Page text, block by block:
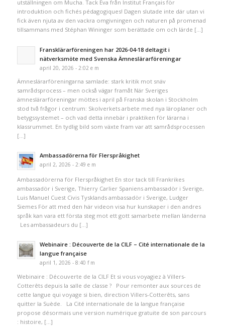
utställningen om Mucha. Tack Eva från Institut Français för
introduktion och fichés pédagogiques! Dagen slutade inte där utan vi
fick även njuta av den vackra omgivningen och naturen på promenad
tillsammans med Stéphan Wininger som berättade om och lärde […]
Fransklärarföreningen har 2026-04-18 deltagit i
nätverksmöte med Svenska Ämneslärarföreningar
april 20, 2026 - 2:02 e m
Ämneslärarföreningarna samlade: stark kritik mot snäv
samrådsprocess – men också vägar framåt När Sveriges
ämneslärarföreningar möttes i april på Franska skolan i Stockholm
stod två frågor i centrum: Skolverkets arbete med nya läroplaner och
betygssystemet – och vad detta innebär i praktiken för lärarna i
klassrummet. En tydlig bild som växte fram var att samrådsprocessen
[…]
Ambassadörerna för Flerspråkighet
april 2, 2026 - 2:49 e m
Ambassadörerna för Flerspråkighet En stor tack till Frankrikes
ambassadör i Sverige, Thierry Carlier Spaniens ambassadör i Sverige,
Luis Manuel Cuest Civis Tysklands ambassadör i Sverige, Ludger
Siemes För att med den här videon visa hur kunskaper i den andres
språk kan vara ett första steg mot ett gott samarbete mellan länderna
Les ambassadeurs du […]
Webinaire : Découverte de la CILF – Cité internationale de la
langue française
april 1, 2026 - 8:40 f m
Webinaire : Découverte de la CILF Et si vous voyagiez à Villers-
Cotterêts depuis la salle de classe ? Pour remonter aux sources de
cette langue qui voyage si bien, direction Villers-Cotterêts, sans
quitter la Suède. La Cité internationale de la langue française
propose désormais une version numérique gratuite de son parcours
: histoire, […]